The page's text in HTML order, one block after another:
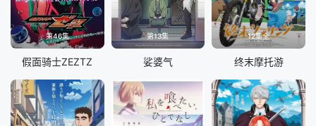
第46集
假面骑士ZEZTZ
第13集
娑婆气
12集全
终末摩托游